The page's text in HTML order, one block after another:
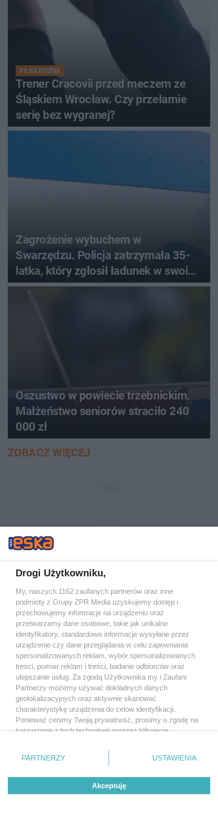
PIŁKA NOŻNA
Trener Cracovii przed meczem ze
Śląskiem Wrocław. Czy przełamie
serię bez wygranej?
Zagrożenie wybuchem w
Swarzędzu. Policja zatrzymała 35-
latka, który zgłosił ładunek w swoim
aucie
Oszustwo w powiecie trzebnickim.
Małżeństwo seniorów straciło 240
000 zł
ZOBACZ WIĘCEJ
tym także elektroniczny lub mechaniczny) na jakimkolwiek polu
eksploatacji w jakiejkolwiek formie, włącznie z umieszczaniem w Internecie
bez pisemnej zgody właściciela praw. Jakiekolwiek użycie lub
bez właściwej zgody, jest zabronione pod groźbą kary i może być ścigane
Drogi Użytkowniku,
My, naszych 1162 zaufanych partnerów oraz inne
podmioty z Grupy ZPR Media uzyskujemy dostęp i
przechowujemy informacje na urządzeniu oraz
przetwarzamy dane osobowe, takie jak unikalne
identyfikatory, standardowe informacje wysyłane przez
urządzenie czy dane przeglądania w celu zapewniania
spersonalizowanych reklam, wybór spersonalizowanych
treści, pomiar reklam i treści, badanie odbiorców oraz
ulepszanie usług. Za zgodą Użytkownika my i Zaufani
Partnerzy możemy używać dokładnych danych
geolokalizacyjnych oraz aktywnie skanować
charakterystykę urządzenia do celów identyfikacji.
Ponieważ cenimy Twoją prywatność, prosimy o zgodę na
korzystanie z tych technologii poprzez kliknięcie
zmienić/wycofać klikając przycisk ustawień prywatności
znajdujący się w lewym dolnym rogu strony
rodzaje przetwarzania danych nie wymagają zgody
użytkownika, ale masz prawo sprzeciwić się takiemu
przetwarzaniu. Preferencje będą miały zastosowanie tylko
PARTNERZY USTAWIENIA
Akceptuję